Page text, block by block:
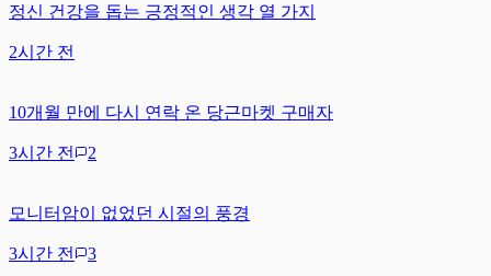
정신 건강을 돕는 긍정적인 생각 열 가지
2시간 전
10개월 만에 다시 연락 온 당근마켓 구매자
3시간 전 2
모니터암이 없었던 시절의 풍경
3시간 전 3